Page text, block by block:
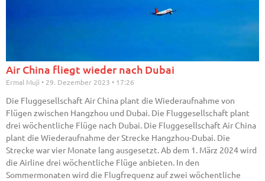
Air China fliegt wieder nach Dubai
Ermal Muji 29. Dezember 2023 17:26
Die Fluggesellschaft Air China plant die Wiederaufnahme von
Flügen zwischen Hangzhou und Dubai. Die Fluggesellschaft plant
drei wöchentliche Flüge nach Dubai. Die Fluggesellschaft Air China
plant die Wiederaufnahme der Strecke Hangzhou-Dubai. Die
Strecke war vier Monate lang ausgesetzt. Ab dem 1. März 2024 wird
die Airline drei wöchentliche Flüge anbieten. In den
Sommermonaten wird die Flugfrequenz auf zwei wöchentliche